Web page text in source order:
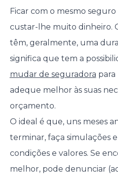
Ficar com o mesmo
custar-lhe muito dinheiro.
têm, geralmente, uma
significa que tem a
mudar de seguradora
adeque melhor às suas
orçamento.
O ideal é que, uns meses
terminar, faça simulações
condições e valores. Se
melhor, pode denunciar